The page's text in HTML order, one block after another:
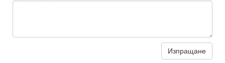
Изпращане